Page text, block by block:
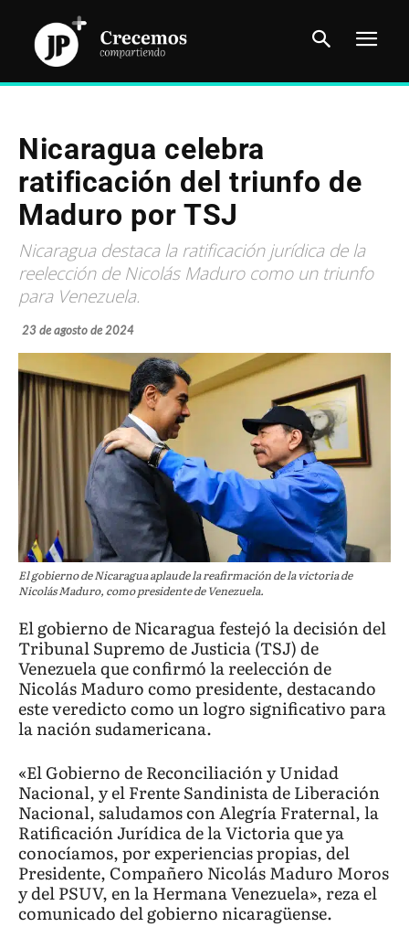
Nicaragua celebra
ratificación del triunfo de
Maduro por TSJ
Nicaragua destaca la ratificación jurídica de la
reelección de Nicolás Maduro como un triunfo
para Venezuela.
23 de agosto de 2024
El gobierno de Nicaragua aplaude la reafirmación de la victoria de
Nicolás Maduro, como presidente de Venezuela.
El gobierno de Nicaragua festejó la decisión del
Tribunal Supremo de Justicia (TSJ) de
Venezuela que confirmó la reelección de
Nicolás Maduro como presidente, destacando
este veredicto como un logro significativo para
la nación sudamericana.
«El Gobierno de Reconciliación y Unidad
Nacional, y el Frente Sandinista de Liberación
Nacional, saludamos con Alegría Fraternal, la
Ratificación Jurídica de la Victoria que ya
conocíamos, por experiencias propias, del
Presidente, Compañero Nicolás Maduro Moros
y del PSUV, en la Hermana Venezuela», reza el
comunicado del gobierno nicaragüense.